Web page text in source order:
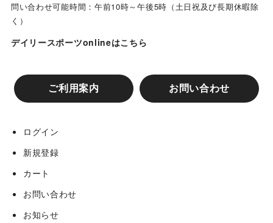
問い合わせ可能時間：午前10時～午後5時（土日祝及び長期休暇除
く）
デイリースポーツonlineはこちら
ご利用案内 お問い合わせ
ログイン
新規登録
カート
お問い合わせ
お知らせ